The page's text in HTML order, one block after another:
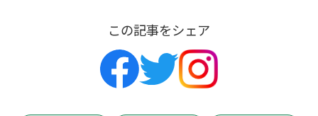
この記事をシェア